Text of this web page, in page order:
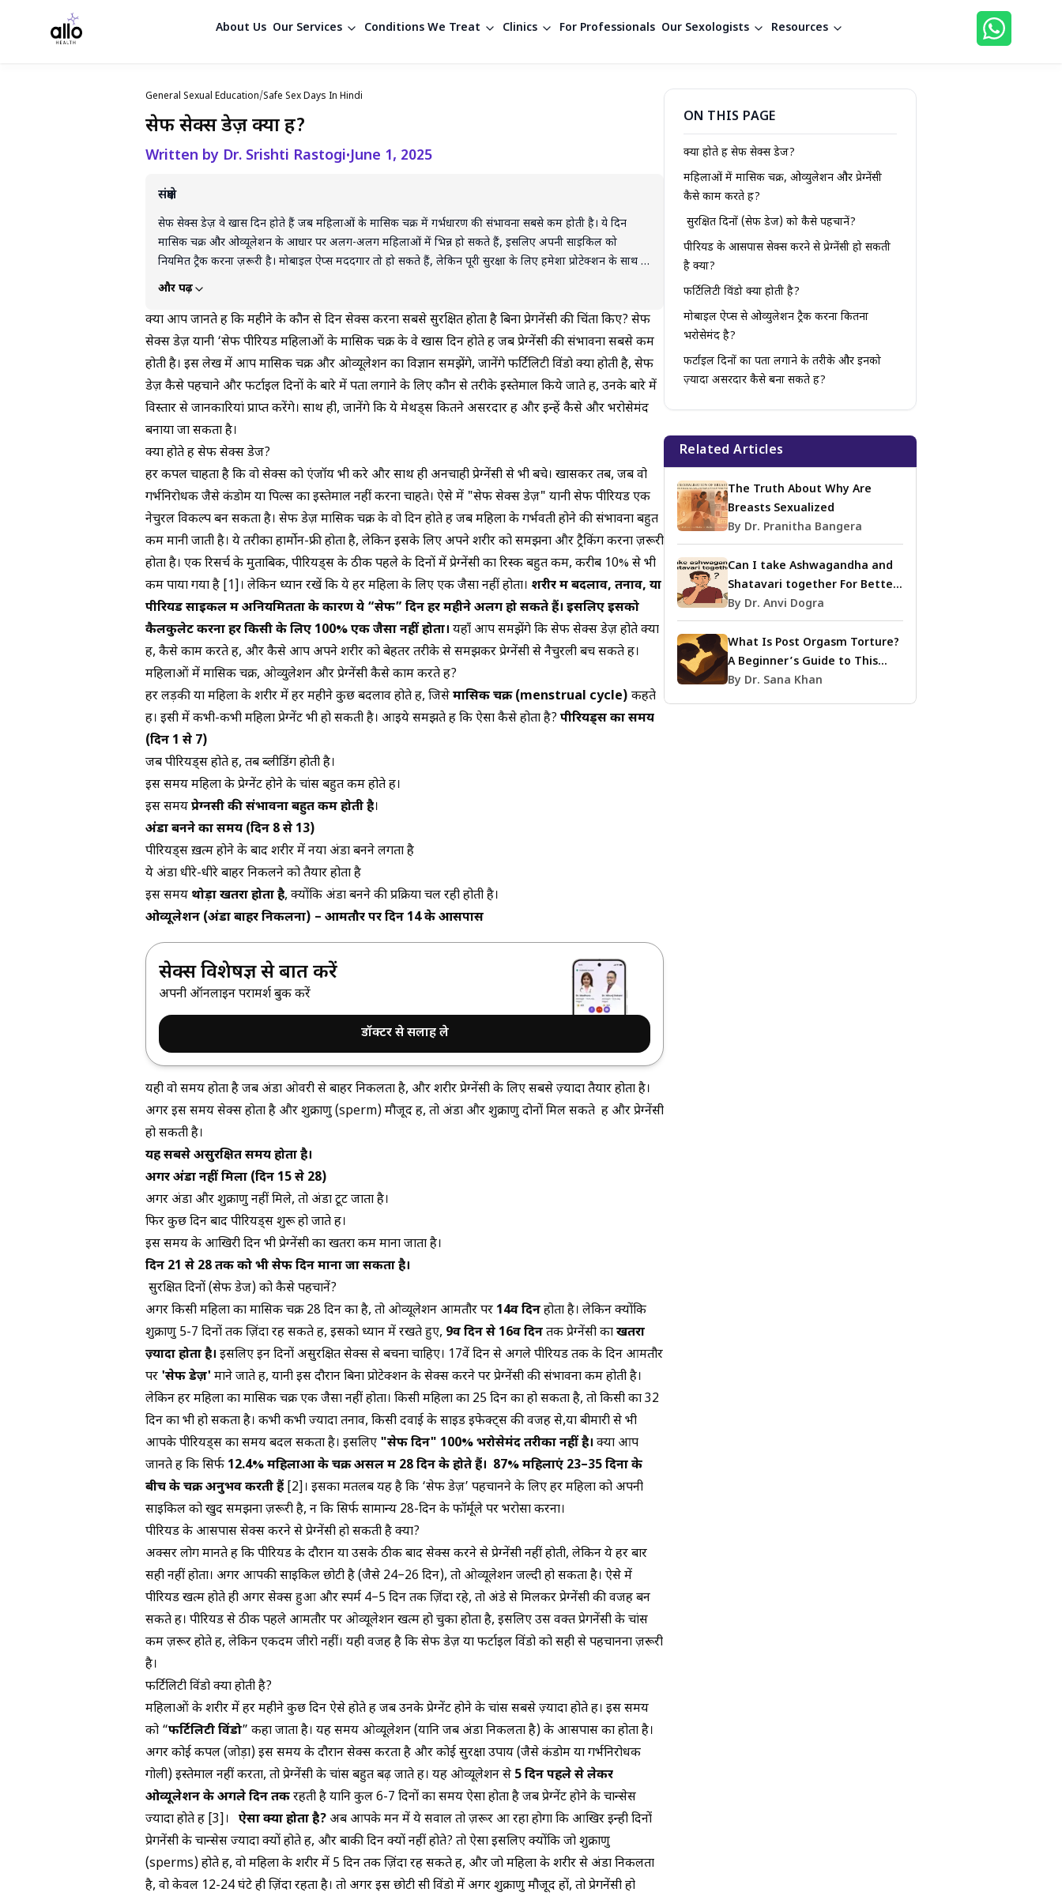
About Us Our Services Conditions We Treat Clinics For Professionals Our Sexologists Resources
General Sexual Education/Safe Sex Days In Hindi
सेफ सेक्स डेज़ क्या हैं?
Written by Dr. Srishti Rastogi•June 1, 2025
संक्षेप
सेफ सेक्स डेज़ वे खास दिन होते हैं जब महिलाओं के मासिक चक्र में गर्भधारण की संभावना सबसे कम होती है। ये दिन
मासिक चक्र और ओव्यूलेशन के आधार पर अलग-अलग महिलाओं में भिन्न हो सकते हैं, इसलिए अपनी साइकिल को
नियमित ट्रैक करना ज़रूरी है। मोबाइल ऐप्स मददगार तो हो सकते हैं, लेकिन पूरी सुरक्षा के लिए हमेशा प्रोटेक्शन के साथ ही
इन तरीकों का उपयोग करें। सेफ सेक्स डेज़ प्रेगनेंसी रोकने का एक नैचुरल तरीका हैं, लेकिन यौन संचारित रोगों से बचाव के
और पढ़ें
क्या आप जानते हैं कि महीने के कौन से दिन सेक्स करना सबसे सुरक्षित होता है बिना प्रेगनेंसी की चिंता किए? सेफ
सेक्स डेज़ यानी ‘सेफ पीरियड महिलाओं के मासिक चक्र के वे खास दिन होते हैं जब प्रेग्नेंसी की संभावना सबसे कम
होती है। इस लेख में आप मासिक चक्र और ओव्यूलेशन का विज्ञान समझेंगे, जानेंगे फर्टिलिटी विंडो क्या होती है, सेफ
डेज़ कैसे पहचाने और फर्टाइल दिनों के बारे में पता लगाने के लिए कौन से तरीके इस्तेमाल किये जाते हैं, उनके बारे में
विस्तार से जानकारियां प्राप्त करेंगे। साथ ही, जानेंगे कि ये मेथड्स कितने असरदार हैं और इन्हें कैसे और भरोसेमंद
बनाया जा सकता है।
क्या होते हैं सेफ सेक्स डेज?
हर कपल चाहता है कि वो सेक्स को एंजॉय भी करे और साथ ही अनचाही प्रेग्नेंसी से भी बचे। खासकर तब, जब वो
गर्भनिरोधक जैसे कंडोम या पिल्स का इस्तेमाल नहीं करना चाहते। ऐसे में "सेफ सेक्स डेज़" यानी सेफ पीरियड एक
नेचुरल विकल्प बन सकता है। सेफ डेज़ मासिक चक्र के वो दिन होते हैं जब महिला के गर्भवती होने की संभावना बहुत
कम मानी जाती है। ये तरीका हार्मोन-फ्री होता है, लेकिन इसके लिए अपने शरीर को समझना और ट्रैकिंग करना ज़रूरी
होता है। एक रिसर्च के मुताबिक, पीरियड्स के ठीक पहले के दिनों में प्रेग्नेंसी का रिस्क बहुत कम, करीब 10% से भी
कम पाया गया है [1] । लेकिन ध्यान रखें कि ये हर महिला के लिए एक जैसा नहीं होता। शरीर में बदलाव, तनाव, या
पीरियड साइकल में अनियमितता के कारण ये “सेफ” दिन हर महीने अलग हो सकते हैं। इसलिए इसको
कैलकुलेट करना हर किसी के लिए 100% एक जैसा नहीं होता। यहाँ आप समझेंगे कि सेफ सेक्स डेज़ होते क्या
हैं, कैसे काम करते हैं, और कैसे आप अपने शरीर को बेहतर तरीके से समझकर प्रेग्नेंसी से नैचुरली बच सकते हैं।
महिलाओं में मासिक चक्र, ओव्युलेशन और प्रेग्नेंसी कैसे काम करते हैं?
हर लड़की या महिला के शरीर में हर महीने कुछ बदलाव होते हैं, जिसेमासिक चक्र (menstrual cycle) कहते
हैं। इसी में कभी-कभी महिला प्रेग्नेंट भी हो सकती है। आइये समझते हैं कि ऐसा कैसे होता है? पीरियड्स का समय
(दिन 1 से 7)
जब पीरियड्स होते हैं, तब ब्लीडिंग होती है।
इस समय महिला के प्रेग्नेंट होने के चांस बहुत कम होते हैं।
इस समयप्रेग्नेंसी की संभावना बहुत कम होती है।
अंडा बनने का समय (दिन 8 से 13)
पीरियड्स ख़त्म होने के बाद शरीर में नया अंडा बनने लगता है
ये अंडा धीरे-धीरे बाहर निकलने को तैयार होता है
इस समय थोड़ा खतरा होता है, क्योंकि अंडा बनने की प्रक्रिया चल रही होती है।
ओव्यूलेशन (अंडा बाहर निकलना) – आमतौर पर दिन 14 के आसपास
सेक्स विशेषज्ञ से बात करें
अपनी ऑनलाइन परामर्श बुक करें
डॉक्टर से सलाह ले
यही वो समय होता है जब अंडा ओवरी से बाहर निकलता है, और शरीर प्रेग्नेंसी के लिए सबसे ज़्यादा तैयार होता है।
अगर इस समय सेक्स होता है और शुक्राणु (sperm) मौजूद हैं, तो अंडा और शुक्राणु दोनों मिल सकते हैं और प्रेग्नेंसी
हो सकती है।
यह सबसे असुरक्षित समय होता है।
अगर अंडा नहीं मिला (दिन 15 से 28)
अगर अंडा और शुक्राणु नहीं मिले, तो अंडा टूट जाता है।
फिर कुछ दिन बाद पीरियड्स शुरू हो जाते हैं।
इस समय के आखिरी दिन भी प्रेग्नेंसी का खतरा कम माना जाता है।
दिन 21 से 28 तक को भी सेफ दिन माना जा सकता है।
सुरक्षित दिनों (सेफ डेज) को कैसे पहचानें?
अगर किसी महिला का मासिक चक्र 28 दिन का है, तो ओव्यूलेशन आमतौर पर 14वें दिनहोता है। लेकिन क्योंकि
शुक्राणु 5-7 दिनों तक ज़िंदा रह सकते हैं, इसको ध्यान में रखते हुए, 9वें दिन से 16वें दिनतक प्रेग्नेंसी काखतरा
ज़्यादा होता है। इसलिए इन दिनों असुरक्षित सेक्स से बचना चाहिए। 17वें दिन से अगले पीरियड तक के दिन आमतौर
पर 'सेफ डेज़' माने जाते हैं, यानी इस दौरान बिना प्रोटेक्शन के सेक्स करने पर प्रेग्नेंसी की संभावना कम होती है।
लेकिन हर महिला का मासिक चक्र एक जैसा नहीं होता। किसी महिला का 25 दिन का हो सकता है, तो किसी का 32
दिन का भी हो सकता है। कभी कभी ज्यादा तनाव, किसी दवाई के साइड इफेक्ट्स की वजह से,या बीमारी से भी
आपके पीरियड्स का समय बदल सकता है। इसलिए "सेफ दिन" 100% भरोसेमंद तरीका नहीं है। क्या आप
जानते हैं कि सिर्फ 12.4% महिलाओं के चक्र असल में 28 दिन के होते हैं। 87% महिलाएं 23–35 दिनों के
बीच के चक्र अनुभव करती हैं [2] । इसका मतलब यह है कि ‘सेफ डेज़’ पहचानने के लिए हर महिला को अपनी
साइकिल को खुद समझना ज़रूरी है, न कि सिर्फ सामान्य 28-दिन के फॉर्मूले पर भरोसा करना।
पीरियड के आसपास सेक्स करने से प्रेग्नेंसी हो सकती है क्या?
अक्सर लोग मानते हैं कि पीरियड के दौरान या उसके ठीक बाद सेक्स करने से प्रेग्नेंसी नहीं होती, लेकिन ये हर बार
सही नहीं होता। अगर आपकी साइकिल छोटी है (जैसे 24–26 दिन), तो ओव्यूलेशन जल्दी हो सकता है। ऐसे में
पीरियड खत्म होते ही अगर सेक्स हुआ और स्पर्म 4–5 दिन तक ज़िंदा रहे, तो अंडे से मिलकर प्रेग्नेंसी की वजह बन
सकते हैं। पीरियड से ठीक पहले आमतौर पर ओव्यूलेशन खत्म हो चुका होता है, इसलिए उस वक्त प्रेगनेंसी के चांस
कम ज़रूर होते हैं, लेकिन एकदम जीरो नहीं। यही वजह है कि सेफ डेज़ या फर्टाइल विंडो को सही से पहचानना ज़रूरी
है।
फर्टिलिटी विंडो क्या होती है?
महिलाओं के शरीर में हर महीने कुछ दिन ऐसे होते हैं जब उनके प्रेग्नेंट होने के चांस सबसे ज़्यादा होते हैं। इस समय
को “फर्टिलिटी विंडो” कहा जाता है। यह समय ओव्यूलेशन (यानि जब अंडा निकलता है) के आसपास का होता है।
अगर कोई कपल (जोड़ा) इस समय के दौरान सेक्स करता है और कोई सुरक्षा उपाय (जैसे कंडोम या गर्भनिरोधक
गोली) इस्तेमाल नहीं करता, तो प्रेग्नेंसी के चांस बहुत बढ़ जाते हैं। यह ओव्यूलेशन से 5 दिन पहले से लेकर
ओव्यूलेशन के अगले दिन तकरहती है यानि कुल 6-7 दिनों का समय ऐसा होता है जब प्रेग्नेंट होने के चान्सेस
ज्यादा होते हैं [3] । ऐसा क्यों होता है? अब आपके मन में ये सवाल तो ज़रूर आ रहा होगा कि आखिर इन्ही दिनों
प्रेगनेंसी के चान्सेस ज्यादा क्यों होते हैं, और बाकी दिन क्यों नहीं होते? तो ऐसा इसलिए क्योंकि जो शुक्राणु
(sperms) होते हैं, वो महिला के शरीर में 5 दिन तक ज़िंदा रह सकते हैं, और जो महिला के शरीर से अंडा निकलता
है, वो केवल 12-24 घंटे ही ज़िंदा रहता है। तो अगर इस छोटी सी विंडो में अगर शुक्राणु मौजूद हों, तो प्रेगनेंसी हो
ON THIS PAGE
क्या होते हैं सेफ सेक्स डेज?
महिलाओं में मासिक चक्र, ओव्युलेशन और प्रेग्नेंसी
कैसे काम करते हैं?
सुरक्षित दिनों (सेफ डेज) को कैसे पहचानें?
पीरियड के आसपास सेक्स करने से प्रेग्नेंसी हो सकती
है क्या?
फर्टिलिटी विंडो क्या होती है?
मोबाइल ऐप्स से ओव्युलेशन ट्रैक करना कितना
भरोसेमंद है?
फर्टाइल दिनों का पता लगाने के तरीके और इनको
ज़्यादा असरदार कैसे बना सकते हैं?
Related Articles
The Truth About Why Are
Breasts Sexualized
By Dr. Pranitha Bangera
Can I take Ashwagandha and
Shatavari together For Better
Sex Life?
By Dr. Anvi Dogra
What Is Post Orgasm Torture?
A Beginner’s Guide to This
Kinky Practice
By Dr. Sana Khan